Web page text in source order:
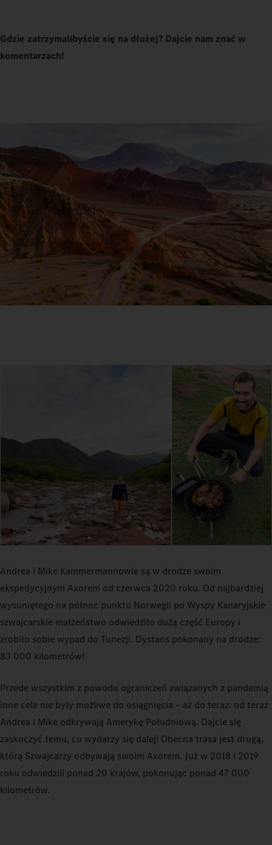
Gdzie zatrzymalibyście się na dłużej? Dajcie nam znać w
komentarzach!
Andrea i Mike Kammermannowie są w drodze swoim
ekspedycyjnym Axorem od czerwca 2020 roku. Od najbardziej
wysuniętego na północ punktu Norwegii po Wyspy Kanaryjskie
szwajcarskie małżeństwo odwiedziło dużą część Europy i
zrobiło sobie wypad do Tunezji. Dystans pokonany na drodze:
83 000 kilometrów!
Przede wszystkim z powodu ograniczeń związanych z pandemią
inne cele nie były możliwe do osiągnięcia – aż do teraz: od teraz
Andrea i Mike odkrywają Amerykę Południową. Dajcie się
zaskoczyć temu, co wydarzy się dalej! Obecna trasa jest drugą,
którą Szwajcarzy odbywają swoim Axorem. Już w 2018 i 2019
roku odwiedzili ponad 20 krajów, pokonując ponad 47 000
kilometrów.